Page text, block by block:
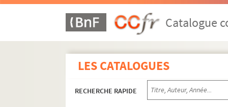
Catalogue
LES CATALOGUES
RECHERCHE RAPIDE